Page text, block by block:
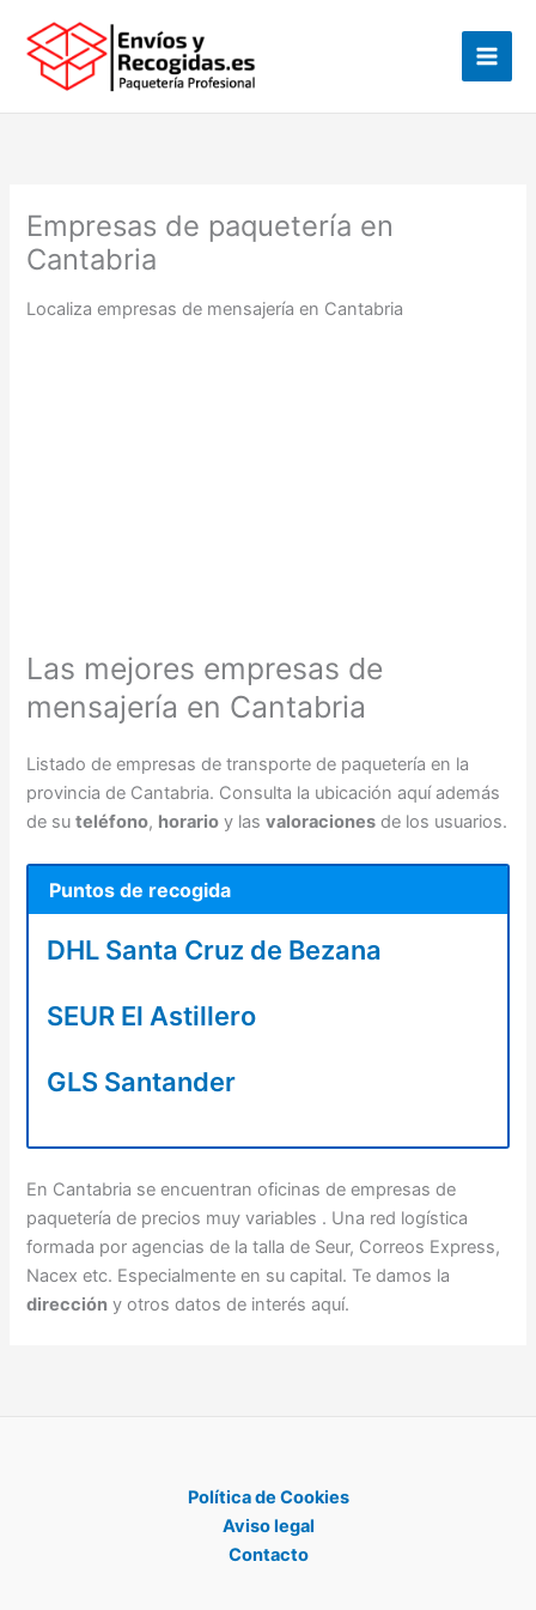
contenido
Empresas de paquetería en
Cantabria
Localiza empresas de mensajería en Cantabria
Las mejores empresas de
mensajería en Cantabria
Listado de empresas de transporte de paquetería en la
provincia de Cantabria. Consulta la ubicación aquí además
de suteléfono, horario y lasvaloraciones de los usuarios.
Puntos de recogida
DHL Santa Cruz de Bezana
SEUR El Astillero
GLS Santander
En Cantabria se encuentran oficinas de empresas de
paquetería de precios muy variables . Una red logística
formada por agencias de la talla de Seur, Correos Express,
Nacex etc. Especialmente en su capital. Te damos la
dirección y otros datos de interés aquí.
Política de Cookies
Aviso legal
Contacto